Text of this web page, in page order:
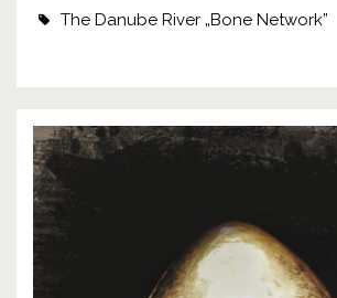
The Danube River „Bone Network”